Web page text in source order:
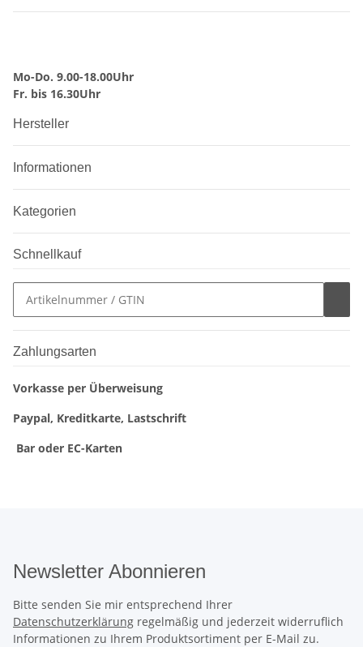
Mo-Do. 9.00-18.00Uhr
Fr. bis 16.30Uhr
Hersteller
Informationen
Kategorien
Schnellkauf
Zahlungsarten
Vorkasse per Überweisung
Paypal, Kreditkarte, Lastschrift
Bar oder EC-Karten
Newsletter Abonnieren
Bitte senden Sie mir entsprechend Ihrer
Datenschutzerklärung regelmäßig und jederzeit widerruflich
Informationen zu Ihrem Produktsortiment per E-Mail zu.